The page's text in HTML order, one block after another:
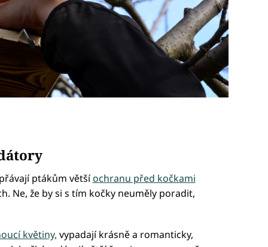
ptákům většíochranu před kočkami
Ne, že by si s tím kočky neuměly poradit,
květiny, vypadají krásně a romanticky,